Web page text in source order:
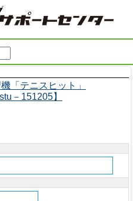
「テニスヒット」
－151205】